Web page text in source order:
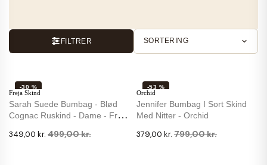
FILTRER SORTERING
Freja Skind
Sarah Suede Bumbag - Blød
Cognac Ruskind - Dame - Freja
349,00 kr. 499,00 kr.
-30 %
Orchid
Jennifer Bumbag I Sort Skind
Med Nitter - Orchid
379,00 kr. 799,00 kr.
-53 %